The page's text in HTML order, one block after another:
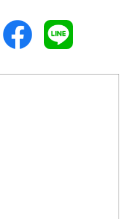
静岡県
三重県
京都府 600円